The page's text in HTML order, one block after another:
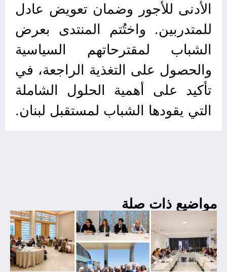
الأدنى للأجور وضمان تعويض عادل
للمتدربين. واختُتم المنتدى بعرض
الشباب لمقترحاتهم السياسية
والحصول على التغذية الراجعة، في
تأكيد على أهمية الحلول الشاملة
التي يقودها الشباب لمستقبل لبنان.
مواضيع ذات صلة